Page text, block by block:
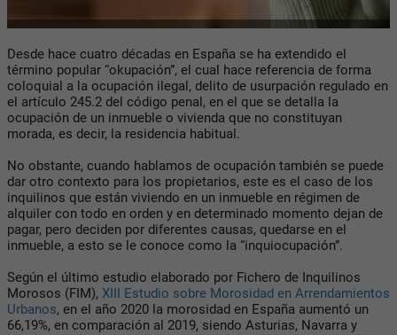
Desde hace cuatro décadas en España se ha extendido el
término popular “okupación”, el cual hace referencia de forma
coloquial a la ocupación ilegal, delito de usurpación regulado en
el artículo 245.2 del código penal, en el que se detalla la
ocupación de un inmueble o vivienda que no constituyan
morada, es decir, la residencia habitual.
No obstante, cuando hablamos de ocupación también se puede
dar otro contexto para los propietarios, este es el caso de los
inquilinos que están viviendo en un inmueble en régimen de
alquiler con todo en orden y en determinado momento dejan de
pagar, pero deciden por diferentes causas, quedarse en el
inmueble, a esto se le conoce como la “inquiocupación”.
Según el último estudio elaborado por Fichero de Inquilinos
Morosos (FIM), XIII Estudio sobre Morosidad en Arrendamientos
Urbanos, en el año 2020 la morosidad en España aumentó un
66,19%, en comparación al 2019, siendo Asturias, Navarra y